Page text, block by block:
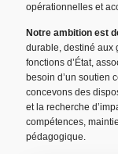
opérationnelles et
Notre ambition est
durable, destiné aux
fonctions d’État,
besoin d’un soutien
concevons des
et la recherche
compétences,
pédagogique.